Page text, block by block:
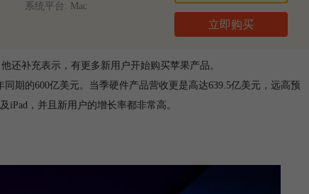
系统平台: Mac
立即购买
还补充表示，有更多新用户开始购买苹果产品。
期的600亿美元。当季硬件产品营收更是高达639.5亿美元，远高预
iPad，并且新用户的增长率都非常高。